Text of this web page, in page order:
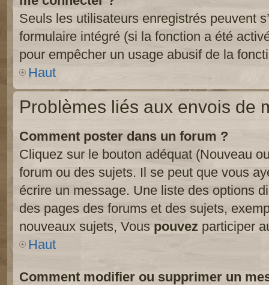
Seuls les utilisateurs enregistrés peuvent
formulaire intégré (si la fonction a été
pour empêcher un usage abusif de la
Haut
Problèmes liés aux envois de
Comment poster dans un forum ?
Cliquez sur le bouton adéquat (Nouveau
forum ou des sujets. Il se peut que vous
écrire un message. Une liste des options
des pages des forums et des sujets,
nouveaux sujets, Vous pouvez participer
Haut
Comment modifier ou supprimer un